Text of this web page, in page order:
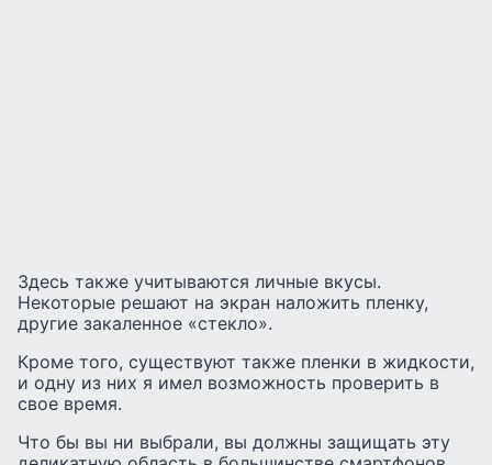
Здесь также учитываются личные вкусы.
Некоторые решают на экран наложить пленку,
другие закаленное «стекло».
Кроме того, существуют также пленки в жидкости,
и одну из них я имел возможность проверить в
свое время.
Что бы вы ни выбрали, вы должны защищать эту